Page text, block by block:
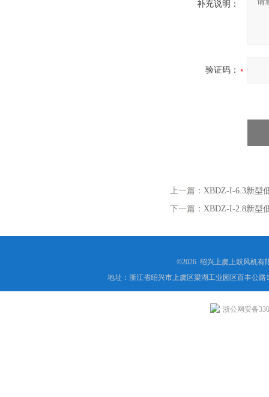
补充说明：
验证码：
上一篇： XBDZ-I-6.3新型
下一篇： XBDZ-I-2.8新型
©2026 绍兴上虞上鼓风机有
地址：浙江省绍兴市上虞区梁湖工业园区百丰公路
浙公网安备